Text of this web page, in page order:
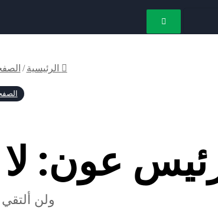
بحث
الرئيسية /
عون:
ولن